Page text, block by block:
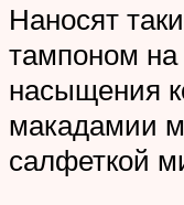
Наносят
тампоном
насыщения
макадамии
салфеткой